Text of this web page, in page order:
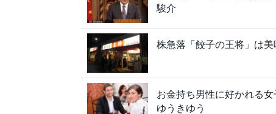
駿介
株急落「餃子の王将」は
お金持ち男性に好かれる
ゆうきゆう